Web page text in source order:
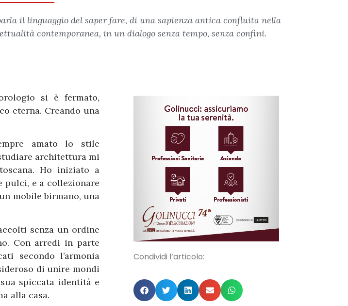
il linguaggio del saper fare, di una sapienza antica confluita nella
contemporanea, in un dialogo senza tempo, senza confini.
si è fermato,
eterna. Creando una
amato lo stile
architettura mi
Ho iniziato a
e a collezionare
mobile birmano, una
senza un ordine
Con arredi in parte
secondo l’armonia
di unire mondi
spiccata identità e
alla casa.
Condividi l’articolo: